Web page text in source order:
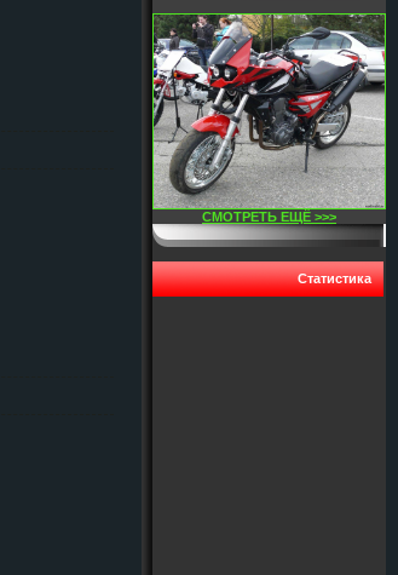
СМОТРЕТЬ ЕЩЁ >>>
Статистика